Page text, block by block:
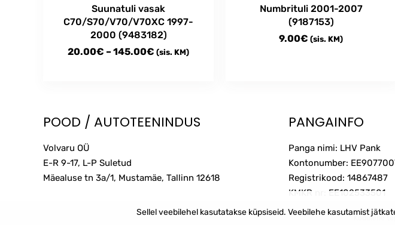
Suunatuli vasak
C70/S70/V70/V70XC 1997-
2000 (9483182)
20.00€ –145.00€ Price
145.00€
(sis. KM)
multiple
variants.
options
may
be
Numbrituli 2001-2007
(9187153)
9.00€ (sis. KM)
POOD / AUTOTEENINDUS
Volvaru OÜ
E-R 9-17, L-P Suletud
Mäealuse tn 3a/1, Mustamäe, Tallinn 12618
PANGAINFO
Panga nimi: LHV Pank
Kontonumber:
Registrikood: 14867487
KMKR nr: EE102533501
Kodulehe
Sellel veebilehel kasutatakse küpsiseid. Veebilehe kasutamist